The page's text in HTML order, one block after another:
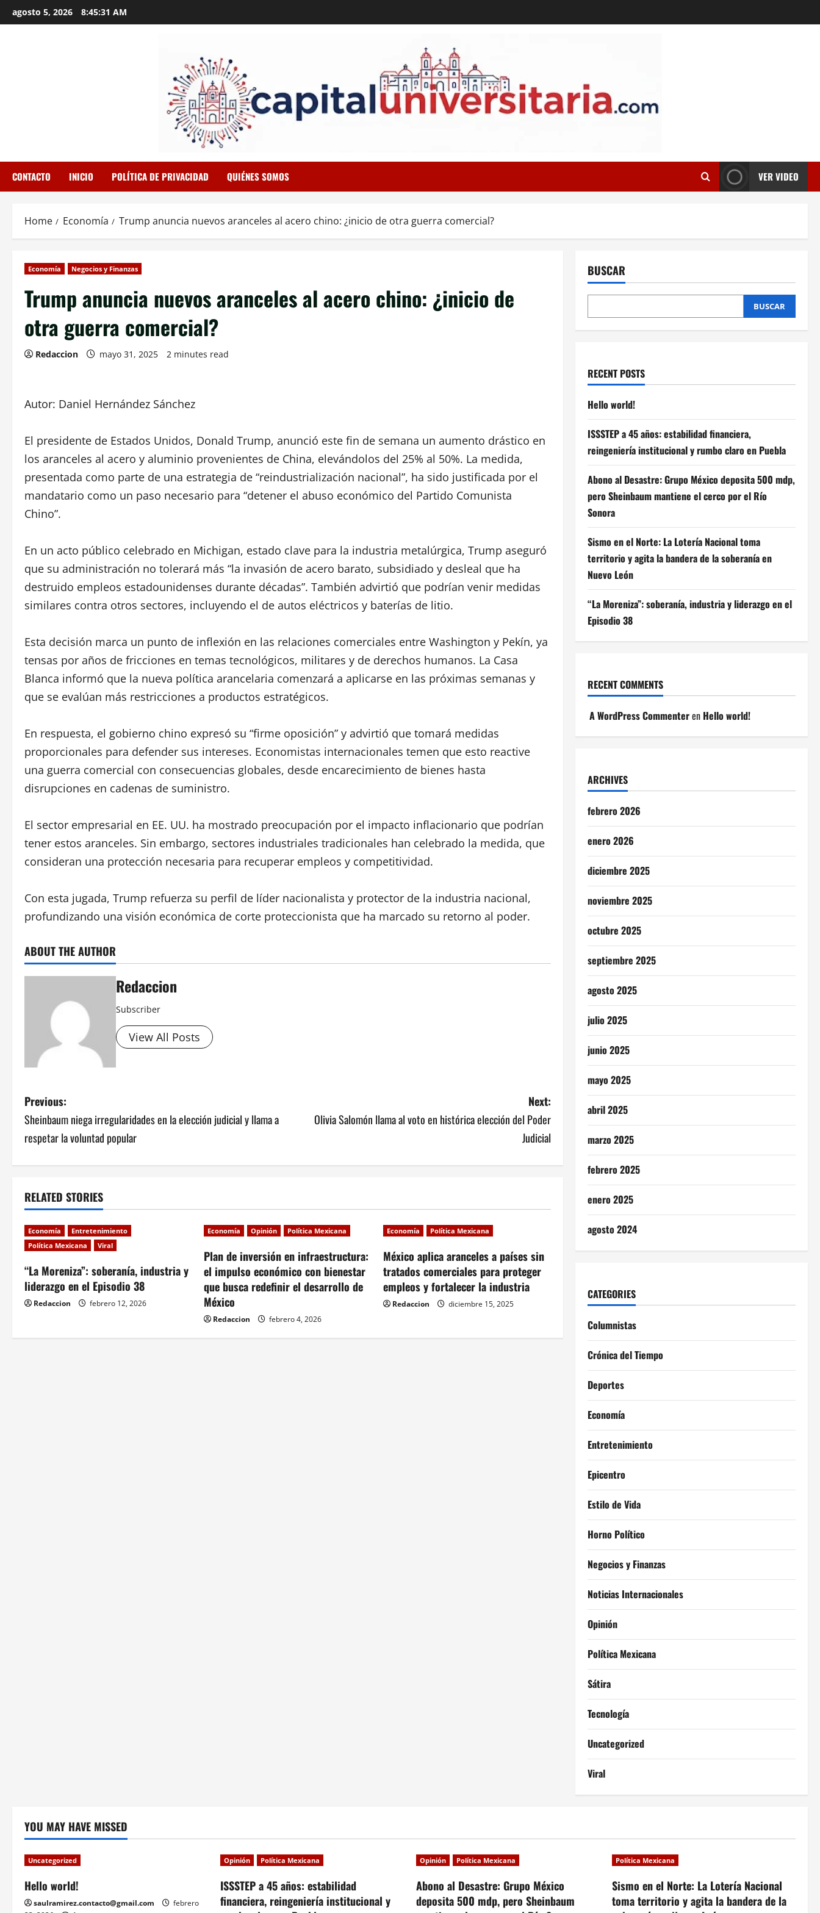
Skip
to
agosto 5, 2026 8:45:32 AM
CONTACTO INICIO POLÍTICA DE PRIVACIDAD QUIÉNES SOMOS VER VIDEO
Home Economía Trump anuncia nuevos aranceles al acero chino: ¿inicio de otra guerra comercial?
Economía Negocios y Finanzas
Trump anuncia nuevos aranceles al acero chino: ¿inicio de
otra guerra comercial?
Redaccion mayo 31, 2025 2 minutes read
Autor: Daniel Hernández Sánchez
El presidente de Estados Unidos, Donald Trump, anunció este fin de semana un aumento drástico en
los aranceles al acero y aluminio provenientes de China, elevándolos del 25% al 50%. La medida,
presentada como parte de una estrategia de “reindustrialización nacional”, ha sido justificada por el
mandatario como un paso necesario para “detener el abuso económico del Partido Comunista
Chino”.
En un acto público celebrado en Michigan, estado clave para la industria metalúrgica, Trump aseguró
que su administración no tolerará más “la invasión de acero barato, subsidiado y desleal que ha
destruido empleos estadounidenses durante décadas”. También advirtió que podrían venir medidas
similares contra otros sectores, incluyendo el de autos eléctricos y baterías de litio.
Esta decisión marca un punto de inflexión en las relaciones comerciales entre Washington y Pekín, ya
tensas por años de fricciones en temas tecnológicos, militares y de derechos humanos. La Casa
Blanca informó que la nueva política arancelaria comenzará a aplicarse en las próximas semanas y
que se evalúan más restricciones a productos estratégicos.
En respuesta, el gobierno chino expresó su “firme oposición” y advirtió que tomará medidas
proporcionales para defender sus intereses. Economistas internacionales temen que esto reactive
una guerra comercial con consecuencias globales, desde encarecimiento de bienes hasta
disrupciones en cadenas de suministro.
El sector empresarial en EE. UU. ha mostrado preocupación por el impacto inflacionario que podrían
tener estos aranceles. Sin embargo, sectores industriales tradicionales han celebrado la medida, que
consideran una protección necesaria para recuperar empleos y competitividad.
Con esta jugada, Trump refuerza su perfil de líder nacionalista y protector de la industria nacional,
profundizando una visión económica de corte proteccionista que ha marcado su retorno al poder.
ABOUT THE AUTHOR
Redaccion
Subscriber
View All Posts
P
o
n
a
v
i
g
a
Previous:
Sheinbaum niega irregularidades en la elección judicial y llama a
respetar la voluntad popular
Next:
Olivia Salomón llama al voto en histórica elección del Poder
Judicial
RELATED STORIES
Economía
Entretenimiento
Política Mexicana
Viral
“La Moreniza”: soberanía, industria y
liderazgo en el Episodio 38
Redaccion febrero 12, 2026
Economía Opinión Política Mexicana
Plan de inversión en infraestructura:
el impulso económico con bienestar
que busca redefinir el desarrollo de
México
Redaccion febrero 4, 2026
Economía Política Mexicana
México aplica aranceles a países sin
tratados comerciales para proteger
empleos y fortalecer la industria
Redaccion diciembre 15, 2025
BUSCAR
BUSCAR
RECENT POSTS
Hello world!
ISSSTEP a 45 años: estabilidad financiera,
reingeniería institucional y rumbo claro en Puebla
Abono al Desastre: Grupo México deposita 500 mdp,
pero Sheinbaum mantiene el cerco por el Río
Sonora
Sismo en el Norte: La Lotería Nacional toma
territorio y agita la bandera de la soberanía en
Nuevo León
“La Moreniza”: soberanía, industria y liderazgo en el
Episodio 38
RECENT COMMENTS
A WordPress Commenteren Hello world!
ARCHIVES
febrero 2026
enero 2026
diciembre 2025
noviembre 2025
octubre 2025
septiembre 2025
agosto 2025
julio 2025
junio 2025
mayo 2025
abril 2025
marzo 2025
febrero 2025
enero 2025
agosto 2024
CATEGORIES
Columnistas
Crónica del Tiempo
Deportes
Economía
Entretenimiento
Epicentro
Estilo de Vida
Horno Político
Negocios y Finanzas
Noticias Internacionales
Opinión
Política Mexicana
Sátira
Tecnología
Uncategorized
Viral
YOU MAY HAVE MISSED
Uncategorized
Hello world!
saulramirez.contacto@gmail.com
febrero
Opinión Política Mexicana
ISSSTEP a 45 años: estabilidad
financiera, reingeniería institucional y
Opinión Política Mexicana
Abono al Desastre: Grupo México
deposita 500 mdp, pero Sheinbaum
Política Mexicana
Sismo en el Norte: La Lotería Nacional
toma territorio y agita la bandera de la